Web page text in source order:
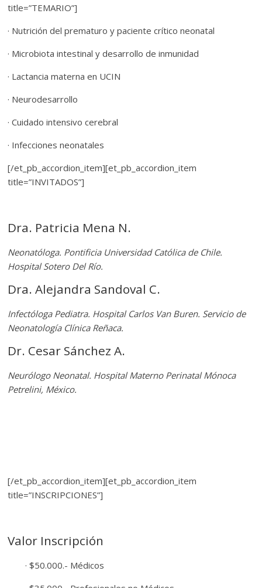
title=”TEMARIO”]
· Nutrición del prematuro y paciente crítico neonatal
· Microbiota intestinal y desarrollo de inmunidad
· Lactancia materna en UCIN
· Neurodesarrollo
· Cuidado intensivo cerebral
· Infecciones neonatales
[/et_pb_accordion_item][et_pb_accordion_item
title=”INVITADOS”]
Dra. Patricia Mena N.
Neonatóloga. Pontificia Universidad Católica de Chile.
Hospital Sotero Del Río.
Dra. Alejandra Sandoval C.
Infectóloga Pediatra. Hospital Carlos Van Buren. Servicio de
Neonatología Clínica Reñaca.
Dr. Cesar Sánchez A.
Neurólogo Neonatal. Hospital Materno Perinatal Mónoca
Petrelini, México.
[/et_pb_accordion_item][et_pb_accordion_item
title=”INSCRIPCIONES”]
Valor Inscripción
· $50.000.- Médicos